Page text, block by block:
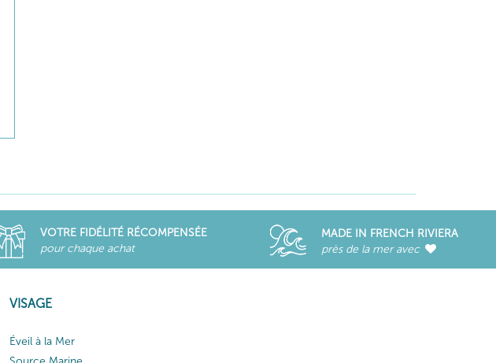
VOTRE FIDÉLITÉ RÉCOMPENSÉE
pour chaque achat
MADE IN FRENCH RIVIERA
près de la mer avec
VISAGE
Éveil à la Mer